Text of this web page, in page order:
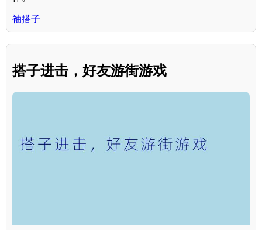
袖搭子
搭子进击，好友游街游戏